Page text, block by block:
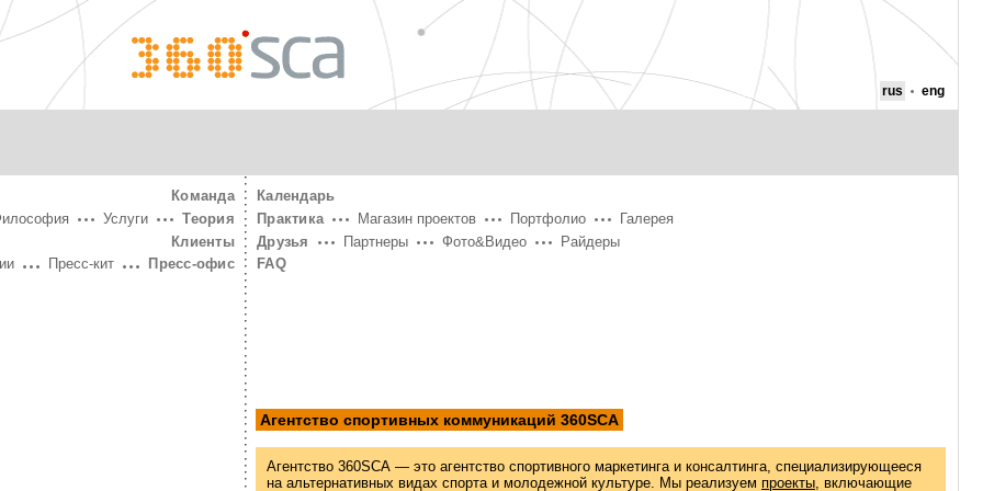
360° SCA
rus eng
Команда
Теория
Услуги
Клиенты
Пресс-офис
Пресс-кит
Календарь
Практика
Магазин проектов Портфолио
Галерея
Друзья
Партнеры Фото&Видео
Райдеры
FAQ
Агентство спортивных коммуникаций 360SCA
Агентство 360SCA — это агентство спортивного маркетинга и консалтинга, специализирующееся
на альтернативных видах спорта и молодежной культуре. Мы реализуем проекты , включающие